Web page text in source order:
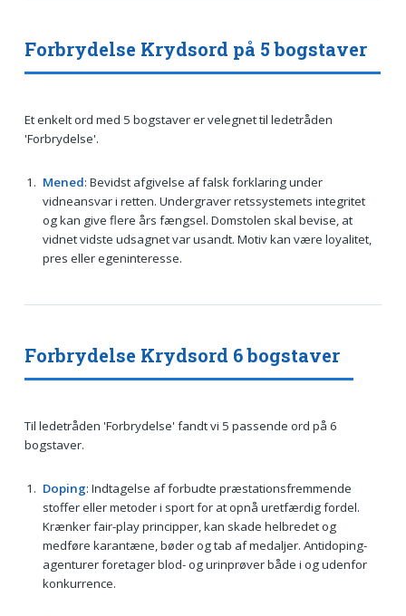
Forbrydelse Krydsord på 5 bogstaver
Et enkelt ord med 5 bogstaver er velegnet til ledetråden
'Forbrydelse'.
Mened: Bevidst afgivelse af falsk forklaring under
vidneansvar i retten. Undergraver retssystemets integritet
og kan give flere års fængsel. Domstolen skal bevise, at
vidnet vidste udsagnet var usandt. Motiv kan være loyalitet,
pres eller egeninteresse.
Forbrydelse Krydsord 6 bogstaver
Til ledetråden 'Forbrydelse' fandt vi 5 passende ord på 6
bogstaver.
Doping: Indtagelse af forbudte præstationsfremmende
stoffer eller metoder i sport for at opnå uretfærdig fordel.
Krænker fair-play principper, kan skade helbredet og
medføre karantæne, bøder og tab af medaljer. Antidoping-
agenturer foretager blod- og urinprøver både i og udenfor
konkurrence.